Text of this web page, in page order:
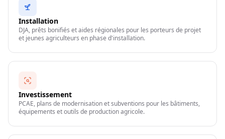
Installation
DJA, prêts bonifiés et aides régionales pour les porteurs de projet
et jeunes agriculteurs en phase d'installation.
Investissement
PCAE, plans de modernisation et subventions pour les bâtiments,
équipements et outils de production agricole.